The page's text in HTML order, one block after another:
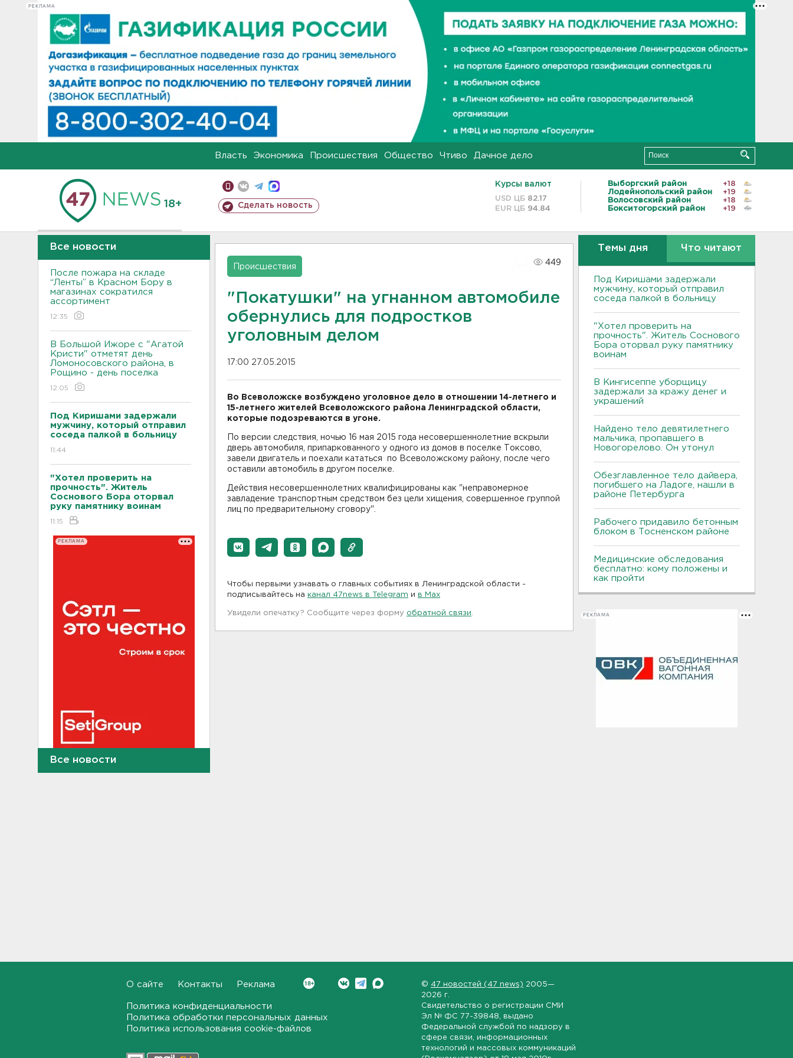
РЕКЛАМА
Власть Экономика Происшествия Общество Чтиво Дачное дело
18+ Сделать новость
Курсы валют
USD ЦБ 82.17
EUR ЦБ 94.84
Выборгский район
+18
Лодейнопольский район
+19
Волосовский район
+18
Бокситогорский район
+19
Все новости
После пожара на складе
“Ленты” в Красном Бору в
магазинах сократился
ассортимент
12:35
В Большой Ижоре с "Агатой
Кристи" отметят день
Ломоносовского района, в
Рощино - день поселка
12:05
Под Киришами задержали
мужчину, который отправил
соседа палкой в больницу
11:44
"Хотел проверить на
прочность". Житель
Соснового Бора оторвал
руку памятнику воинам
11:15
РЕКЛАМА
Инспекторы проверят
Петербурге и Ленобласти
Почти 400 за ночь, почти 90 -
за утро - беспилотники
Все новости
Происшествия
449
"Покатушки" на угнанном автомобиле
обернулись для подростков
уголовным делом
17:00 27.05.2015
Во Всеволожске возбуждено уголовное дело в отношении 14-летнего и
15-летнего жителей Всеволожского района Ленинградской области,
которые подозреваются в угоне.
По версии следствия, ночью 16 мая 2015 года несовершеннолетние вскрыли
дверь автомобиля, припаркованного у одного из домов в поселке Токсово,
завели двигатель и поехали кататься по Всеволожскому району, после чего
оставили автомобиль в другом поселке.
Действия несовершеннолетних квалифицированы как "неправомерное
завладение транспортным средством без цели хищения, совершенное группой
лиц по предварительному сговору".
Чтобы первыми узнавать о главных событиях в Ленинградской области -
подписывайтесь на канал 47news в Telegram и в Maх
Увидели опечатку? Сообщите через форму обратной связи
Темы дня Что читают
Под Киришами задержали
мужчину, который отправил
соседа палкой в больницу
"Хотел проверить на
прочность". Житель Соснового
Бора оторвал руку памятнику
воинам
В Кингисеппе уборщицу
задержали за кражу денег и
украшений
Найдено тело девятилетнего
мальчика, пропавшего в
Новогорелово. Он утонул
Обезглавленное тело дайвера,
погибшего на Ладоге, нашли в
районе Петербурга
Рабочего придавило бетонным
блоком в Тосненском районе
Медицинские обследования
бесплатно: кому положены и
как пройти
РЕКЛАМА
О сайте Контакты Реклама
Политика конфиденциальности
Политика обработки персональных данных
Политика использования cookie-файлов
© 47 новостей (47 news) 2005—
2026 г.
Свидетельство о регистрации СМИ
Эл № ФС 77-39848 , выдано
Федеральной службой по надзору в
сфере связи, информационных
технологий и массовых коммуникаций